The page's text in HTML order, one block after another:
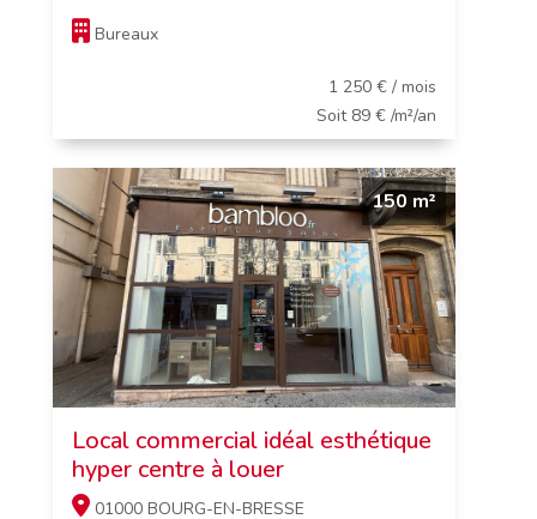
Bureaux
1 250 € / mois
Soit 89 € /m²/an
150 m²
Local commercial idéal esthétique
hyper centre à louer
01000 BOURG-EN-BRESSE